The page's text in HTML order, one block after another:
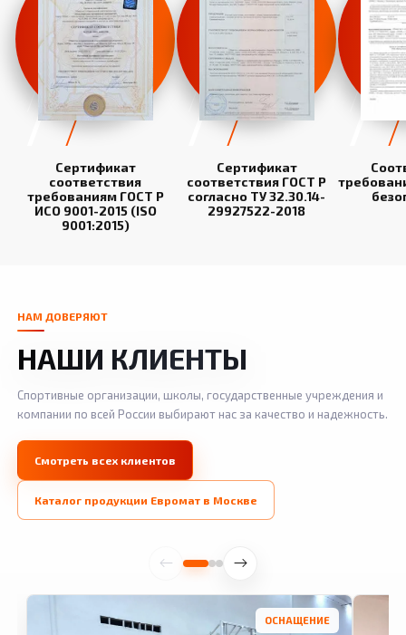
Сертификат
соответствия
требованиям ГОСТ Р
ИСО 9001-2015 (ISO
9001:2015)
Сертификат
соответствия ГОСТ Р
согласно ТУ 32.30.14-
29927522-2018
НАМ ДОВЕРЯЮТ
НАШИ КЛИЕНТЫ
Спортивные организации, школы, государственные учреждения и
компании по всей России выбирают нас за качество и надежность.
Смотреть всех клиентов
Каталог продукции Евромат в Москве
ОСНАЩЕНИЕ